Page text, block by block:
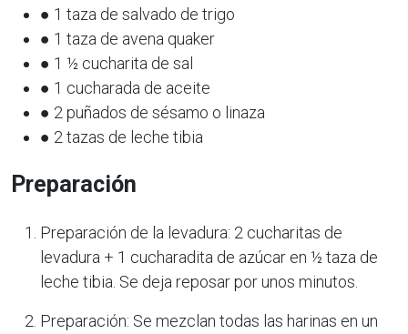
● 1 taza de salvado de trigo
● 1 taza de avena quaker
● 1 ½ cucharita de sal
● 1 cucharada de aceite
● 2 puñados de sésamo o linaza
● 2 tazas de leche tibia
Preparación
Preparación de la levadura: 2 cucharitas de
levadura + 1 cucharadita de azúcar en ½ taza de
leche tibia. Se deja reposar por unos minutos.
Preparación: Se mezclan todas las harinas en un